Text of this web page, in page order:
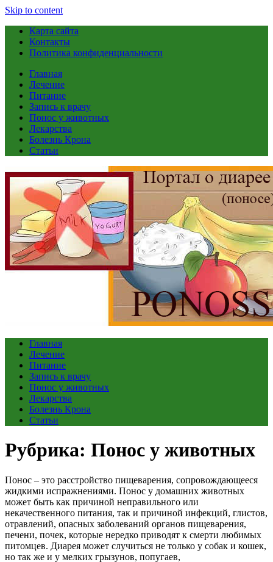
Skip to content
Карта сайта
Контакты
Политика конфиденциальности
Главная
Лечение
Питание
Запись к врачу
Понос у животных
Лекарства
Болезнь Крона
Статьи
Главная
Лечение
Питание
Запись к врачу
Понос у животных
Лекарства
Болезнь Крона
Статьи
Рубрика: Понос у животных
Понос – это расстройство пищеварения, сопровождающееся
жидкими испражнениями. Понос у домашних животных
может быть как причиной неправильного или
некачественного питания, так и причиной инфекций, глистов,
отравлений, опасных заболеваний органов пищеварения,
печени, почек, которые нередко приводят к смерти любимых
питомцев. Диарея может случиться не только у собак и кошек,
но так же и у мелких грызунов, попугаев,